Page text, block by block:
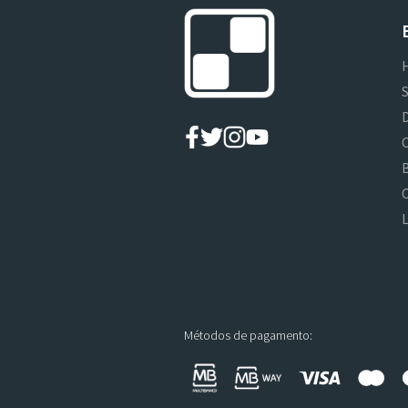
Métodos de pagamento: